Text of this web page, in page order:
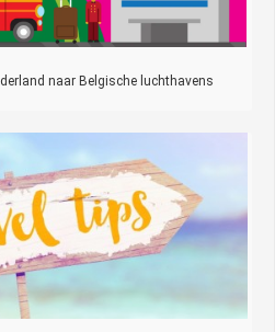
naar Belgische luchthavens